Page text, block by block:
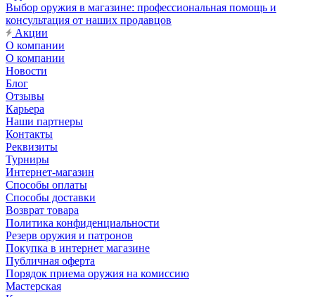
Выбор оружия в магазине: профессиональная помощь и
консультация от наших продавцов
Акции
О компании
О компании
Новости
Блог
Отзывы
Карьера
Наши партнеры
Контакты
Реквизиты
Турниры
Интернет-магазин
Способы оплаты
Способы доставки
Возврат товара
Политика конфиденциальности
Резерв оружия и патронов
Покупка в интернет магазине
Публичная оферта
Порядок приема оружия на комиссию
Мастерская